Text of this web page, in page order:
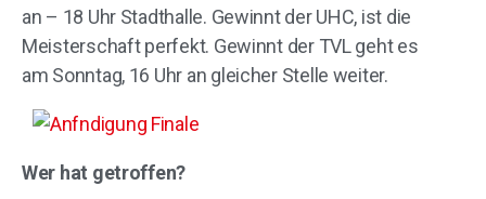
an – 18 Uhr Stadthalle. Gewinnt der UHC, ist die
Meisterschaft perfekt. Gewinnt der TVL geht es
am Sonntag, 16 Uhr an gleicher Stelle weiter.
Wer hat getroffen?